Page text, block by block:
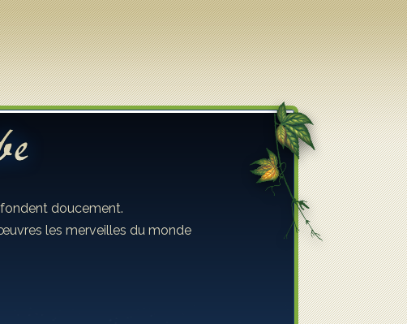
fondent doucement.
les merveilles du monde